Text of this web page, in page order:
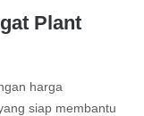
Plant
harga
siap membantu